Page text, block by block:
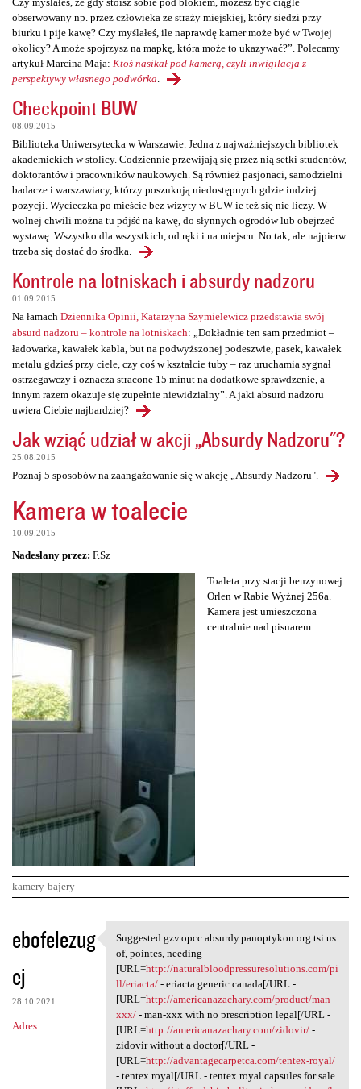
obserwowany np. przez człowieka ze straży miejskiej, który siedzi przy
biurku i pije kawę? Czy myślałeś, ile naprawdę kamer może być w Twojej
okolicy? A może spojrzysz na mapkę, która może to ukazywać?”. Polecamy
artykuł Marcina Maja: Ktoś nasikał pod kamerą, czyli inwigilacja z
perspektywy własnego podwórka
Checkpoint BUW
08.09.2015
Biblioteka Uniwersytecka w Warszawie. Jedna z najważniejszych bibliotek
akademickich w stolicy. Codziennie przewijają się przez nią setki studentów,
doktorantów i pracowników naukowych. Są również pasjonaci, samodzielni
badacze i warszawiacy, którzy poszukują niedostępnych gdzie indziej
pozycji. Wycieczka po mieście bez wizyty w BUW-ie też się nie liczy. W
wolnej chwili można tu pójść na kawę, do słynnych ogrodów lub obejrzeć
wystawę. Wszystko dla wszystkich, od ręki i na miejscu. No tak, ale najpierw
trzeba się dostać do środka.
Kontrole na lotniskach i absurdy nadzoru
01.09.2015
Na łamach Dziennika Opinii, Katarzyna Szymielewicz przedstawia swój
absurd nadzoru – kontrole na lotniskach: „Dokładnie ten sam przedmiot –
ładowarka, kawałek kabla, but na podwyższonej podeszwie, pasek, kawałek
metalu gdzieś przy ciele, czy coś w kształcie tuby – raz uruchamia sygnał
ostrzegawczy i oznacza stracone 15 minut na dodatkowe sprawdzenie, a
innym razem okazuje się zupełnie niewidzialny”. A jaki absurd nadzoru
uwiera Ciebie najbardziej?
Jak wziąć udział w akcji „Absurdy Nadzoru"?
25.08.2015
Poznaj 5 sposobów na zaangażowanie się w akcję „Absurdy Nadzoru".
Kamera w toalecie
10.09.2015
Nadesłany przez: F.Sz
Toaleta przy stacji benzynowej
Orlen w Rabie Wyżnej 256a.
Kamera jest umieszczona
centralnie nad pisuarem.
kamery-bajery
K
o
m
e
n
ebofelezug
ej
28.10.2021
Adres
Suggested gzv.opcc.absurdy
Suggested gzv.opcc.absurdy.panoptykon.org.tsi.us
of, pointes, needing
[URL=http://naturalbloodpressuresolutions.com/pi
ll/eriacta/- eriacta generic canada[/URL -
[URL=http://americanazachary.com/product/man-
xxx/- man-xxx with no prescription legal[/URL -
[URL=http://americanazachary.com/zidovir/-
zidovir without a doctor[/URL -
[URL=http://advantagecarpetca.com/tentex-royal/
- tentex royal[/URL - tentex royal capsules for sale